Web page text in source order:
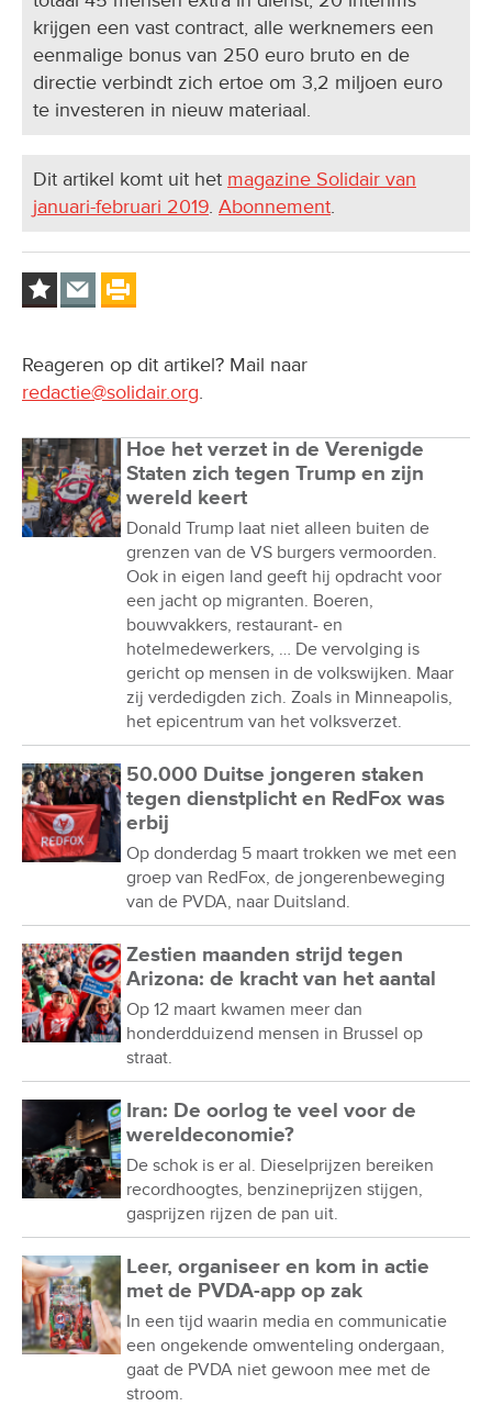
krijgen een vast contract, alle werknemers een
eenmalige bonus van 250 euro bruto en de
directie verbindt zich ertoe om 3,2 miljoen euro
te investeren in nieuw materiaal.
Dit artikel komt uit het magazine Solidair van
januari-februari 2019. Abonnement.
Reageren op dit artikel? Mail naar
redactie@solidair.org.
Hoe het verzet in de Verenigde
Staten zich tegen Trump en zijn
wereld keert
Donald Trump laat niet alleen buiten de
grenzen van de VS burgers vermoorden.
Ook in eigen land geeft hij opdracht voor
een jacht op migranten. Boeren,
bouwvakkers, restaurant- en
hotelmedewerkers, … De vervolging is
gericht op mensen in de volkswijken. Maar
zij verdedigden zich. Zoals in Minneapolis,
het epicentrum van het volksverzet.
50.000 Duitse jongeren staken
tegen dienstplicht en RedFox was
erbij
Op donderdag 5 maart trokken we met een
groep van RedFox, de jongerenbeweging
van de PVDA, naar Duitsland.
Zestien maanden strijd tegen
Arizona: de kracht van het aantal
Op 12 maart kwamen meer dan
honderdduizend mensen in Brussel op
straat.
Iran: De oorlog te veel voor de
wereldeconomie?
De schok is er al. Dieselprijzen bereiken
recordhoogtes, benzineprijzen stijgen,
gasprijzen rijzen de pan uit.
Leer, organiseer en kom in actie
met de PVDA-app op zak
In een tijd waarin media en communicatie
een ongekende omwenteling ondergaan,
gaat de PVDA niet gewoon mee met de
stroom.